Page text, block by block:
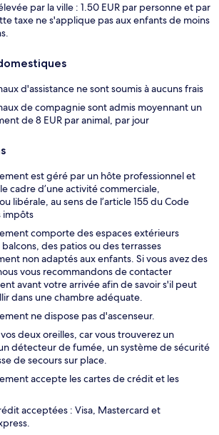
par la ville : 1.50 EUR par personne et par
taxe ne s'applique pas aux enfants de moins
d'assistance ne sont soumis à aucuns frais
de compagnie sont admis moyennant un
de 8 EUR par animal, par jour
est géré par un hôte professionnel et
cadre d’une activité commerciale,
libérale, au sens de l’article 155 du Code
impôts
comporte des espaces extérieurs
des patios ou des terrasses
non adaptés aux enfants. Si vous avez des
vous recommandons de contacter
avant votre arrivée afin de savoir s'il peut
dans une chambre adéquate.
ne dispose pas d'ascenseur.
deux oreilles, car vous trouverez un
détecteur de fumée, un système de sécurité
de secours sur place.
accepte les cartes de crédit et les
acceptées : Visa, Mastercard et